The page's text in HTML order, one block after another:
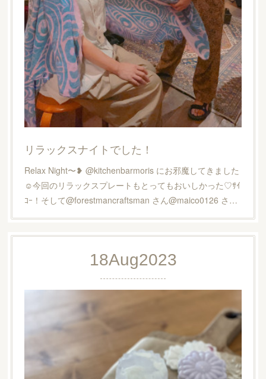
リラックスナイトでした！
Relax Night〜❥ @kitchenbarmoris にお邪魔してきました
☺︎今回のリラックスプレートもとってもおいしかった♡ｻｲ
ｺｰ！そして@forestmancraftsman さん@maico0126 さ…
18Aug2023